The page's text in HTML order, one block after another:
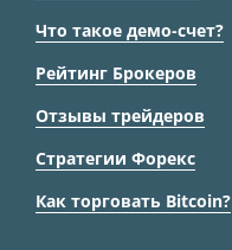
Что такое демо-счет?
Рейтинг Брокеров
Отзывы трейдеров
Стратегии Форекс
Как торговать Bitcoin?